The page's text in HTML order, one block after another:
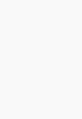
olarak 15 yılı